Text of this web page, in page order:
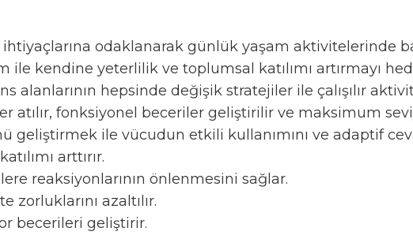
odaklanarak günlük yaşam aktivitelerinde
ile kendine yeterlilik ve toplumsal katılımı artırmayı
alanlarının hepsinde değişik stratejiler ile çalışılır
atılır, fonksiyonel beceriler geliştirilir ve maksimum
geliştirmek ile vücudun etkili kullanımını ve adaptif
arttırır.
reaksiyonlarının önlenmesini sağlar.
zorluklarını azaltılır.
becerileri geliştirir.